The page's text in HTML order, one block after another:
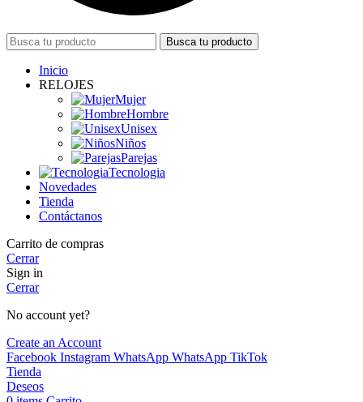
Busca tu producto
Inicio
RELOJES
Mujer
Hombre
Unisex
Niños
Parejas
Tecnologia
Novedades
Tienda
Contáctanos
Carrito de compras
Cerrar
Sign in
Cerrar
No account yet?
Create an Account
Facebook Instagram WhatsApp WhatsApp TikTok
Tienda
Deseos